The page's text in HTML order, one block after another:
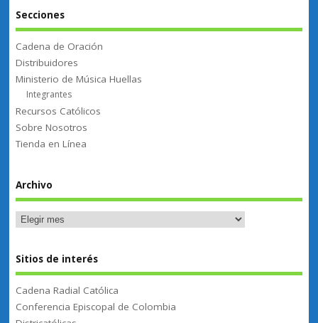
Secciones
Cadena de Oración
Distribuidores
Ministerio de Música Huellas
Integrantes
Recursos Católicos
Sobre Nosotros
Tienda en Línea
Archivo
Sitios de interés
Cadena Radial Católica
Conferencia Episcopal de Colombia